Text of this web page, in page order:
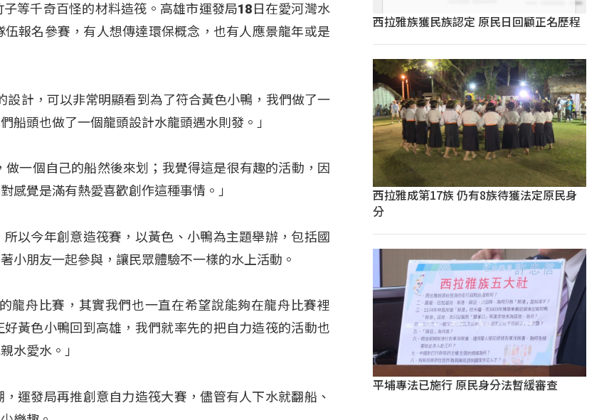
等千奇百怪的材料造筏。高雄市運發局18日在愛河灣水
報名參賽，有人想傳達環保概念，也有人應景龍年或是
設計，可以非常明顯看到為了符合黃色小鴨，我們做了一
船頭也做了一個龍頭設計水龍頭遇水則發。」
一個自己的船然後來划；我覺得這是很有趣的活動，因
感覺是滿有熱愛喜歡創作這種事情。」
以今年創意造筏賽，以黃色、小鴨為主題舉辦，包括國
小朋友一起參與，讓民眾體驗不一樣的水上活動。
龍舟比賽，其實我們也一直在希望說能夠在龍舟比賽裡
黃色小鴨回到高雄，我們就率先的把自力造筏的活動也
水愛水。」
運發局再推創意自力造筏大賽，儘管有人下水就翻船、
西拉雅族獲民族認定 原民日回顧正名歷程
西拉雅成第17族 仍有8族待獲法定原民身
分
平埔專法已施行 原民身分法暫緩審查